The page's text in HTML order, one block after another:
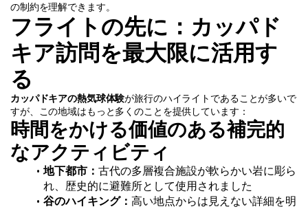
の制約を理解できます。
フライトの先に：カッパド
キア訪問を最大限に活用す
る
カッパドキアの熱気球体験が旅行のハイライトであることが多いで
すが、この地域はもっと多くのことを提供しています：
時間をかける価値のある補完的
なアクティビティ
地下都市： 古代の多層複合施設が軟らかい岩に彫ら
れ、歴史的に避難所として使用されました
谷のハイキング： 高い地点からは見えない詳細を明